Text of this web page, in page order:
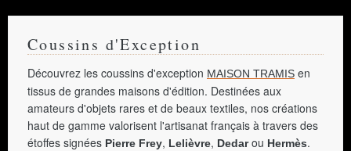
Coussins d'Exception
Découvrez les coussins d'exception MAISON TRAMIS en
tissus de grandes maisons d'édition. Destinées aux
amateurs d'objets rares et de beaux textiles, nos créations
haut de gamme valorisent l'artisanat français à travers des
étoffes signées Pierre Frey, Lelièvre, Dedarou Hermès.